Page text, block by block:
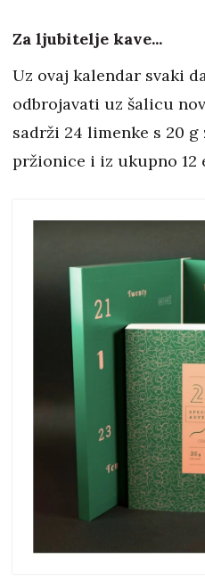
Za ljubitelje kave...
Uz ovaj kalendar svaki
odbrojavati uz šalicu
sadrži 24 limenke s 20
pržionice i iz ukupno 12